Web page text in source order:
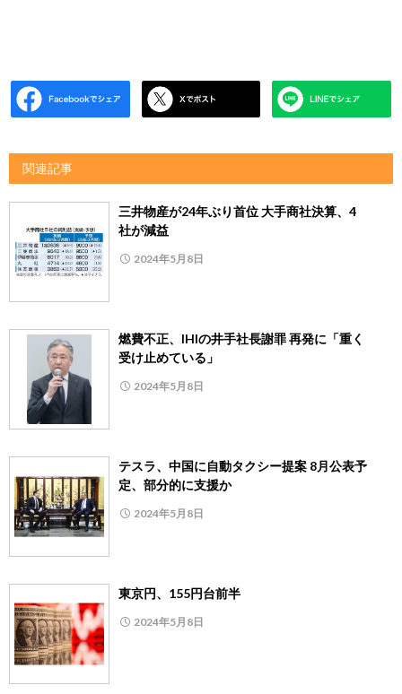
関連記事
三井物産が24年ぶり首位 大手商社決算、4
社が減益
2024年5月8日
燃費不正、IHIの井手社長謝罪 再発に「重く
受け止めている」
2024年5月8日
テスラ、中国に自動タクシー提案 8月公表予
定、部分的に支援か
2024年5月8日
東京円、155円台前半
2024年5月8日